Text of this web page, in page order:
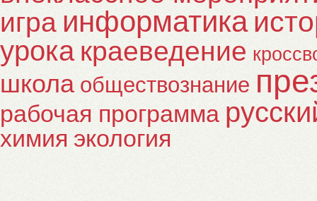
игра информатика
урока краеведение
школа обществознание
рабочая программа
химия экология